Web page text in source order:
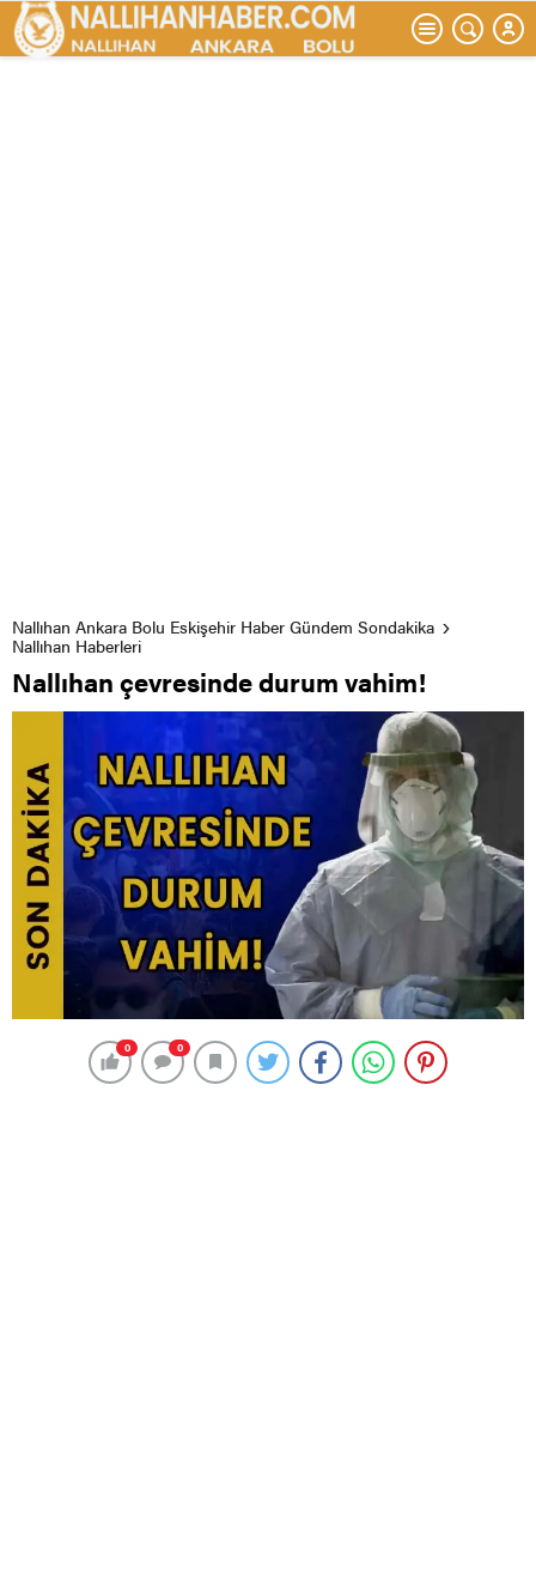
Nallıhan Ankara Bolu Eskişehir Haber Gündem Sondakika
Nallıhan Haberleri
Nallıhan çevresinde durum vahim!
0 0